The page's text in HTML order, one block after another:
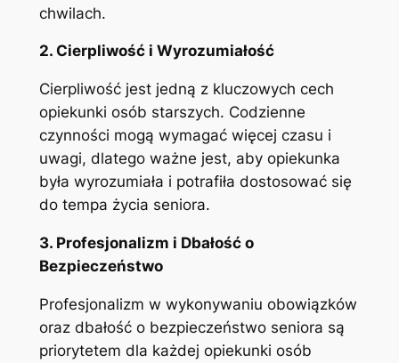
chwilach.
2. Cierpliwość i Wyrozumiałość
Cierpliwość jest jedną z kluczowych cech
opiekunki osób starszych. Codzienne
czynności mogą wymagać więcej czasu i
uwagi, dlatego ważne jest, aby opiekunka
była wyrozumiała i potrafiła dostosować się
do tempa życia seniora.
3. Profesjonalizm i Dbałość o
Bezpieczeństwo
Profesjonalizm w wykonywaniu obowiązków
oraz dbałość o bezpieczeństwo seniora są
priorytetem dla każdej opiekunki osób